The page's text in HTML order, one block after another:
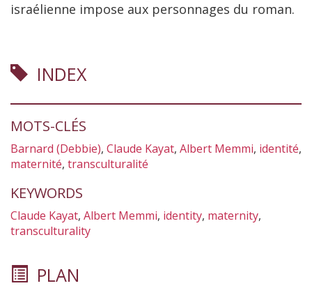
israélienne impose aux personnages du roman.
INDEX
MOTS-CLÉS
Barnard (Debbie), Claude Kayat, Albert Memmi, identité,
maternité, transculturalité
KEYWORDS
Claude Kayat, Albert Memmi, identity, maternity,
transculturality
PLAN